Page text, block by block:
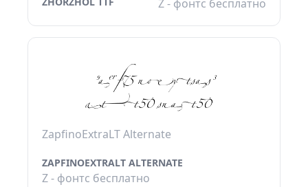
Z - фонтс бесплатно
ZapfinoExtraLT Alternate
ZAPFINOEXTRALT ALTERNATE
Z - фонтс бесплатно